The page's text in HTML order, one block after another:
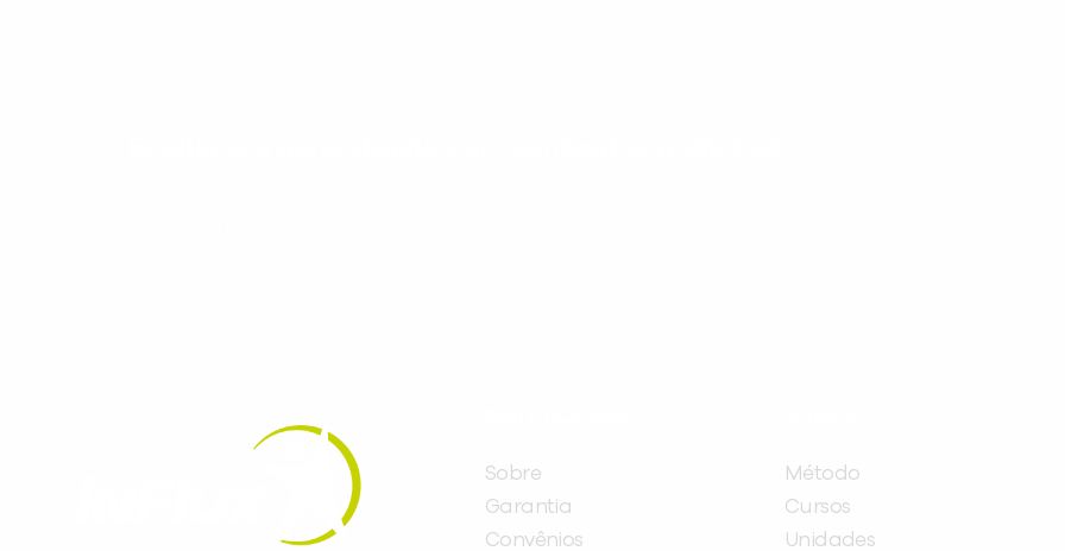
Sobre
Garantia
Convênios
Método
Cursos
Unidades